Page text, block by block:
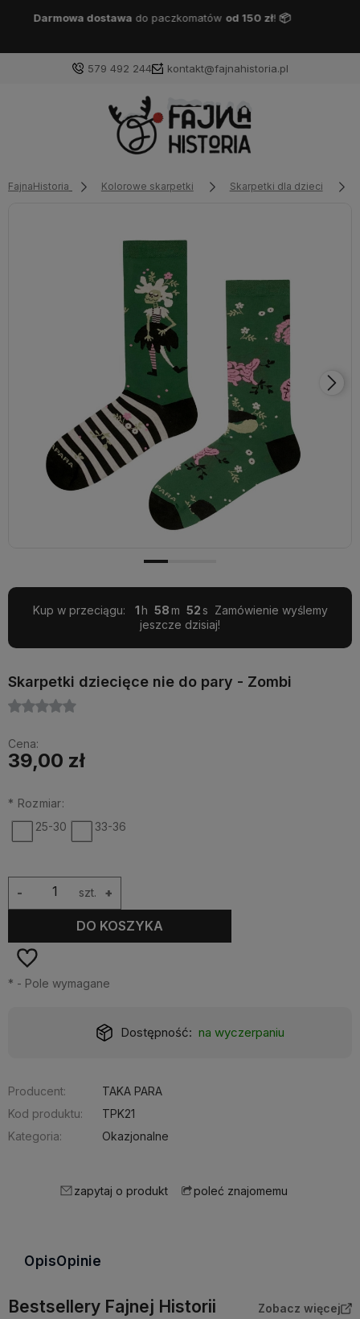
Darmowa dostawaDPD Pickupod 150 zł !📦
579 492 244 kontakt@fajnahistoria.pl
FajnaHistoria Kolorowe skarpetki Skarpetki dla dzieci
Kup w przeciągu: 1 58 52
Zamówienie wyślemy
jeszcze dzisiaj!
Skarpetki dziecięce nie do pary - Zombi
Cena:
39,00 zł
* Rozmiar:
25-30
33-36
szt. +
-
DO KOSZYKA
* - Pole wymagane
Realizacja: 24 godziny
Producent:
TAKA PARA
Kod produktu:
TPK21
Kategoria:
Okazjonalne
zapytaj o produkt poleć znajomemu
OpisOpinie
Bestsellery Fajnej Historii Zobacz więcej